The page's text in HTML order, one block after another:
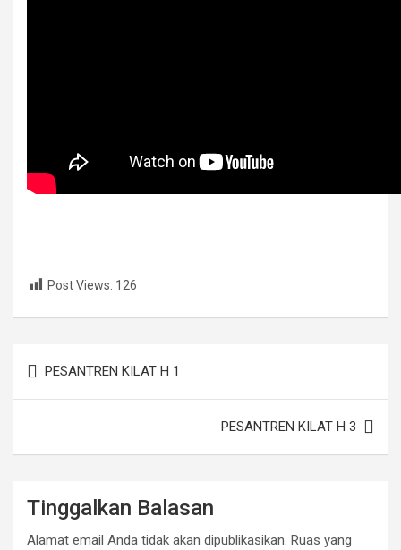
Post Views: 126
pos
PESANTREN KILAT H 1
PESANTREN KILAT H 3
Tinggalkan Balasan
Alamat email Anda tidak akan dipublikasikan. Ruas yang